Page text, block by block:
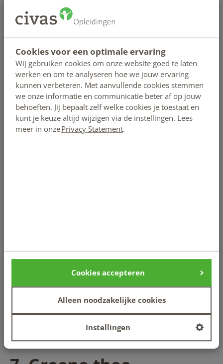
Cookies voor een optimale ervaring
Wij gebruiken cookies om onze website goed te laten
werken en om te analyseren hoe we jouw ervaring
kunnen verbeteren. Met aanvullende cookies stemmen
we onze informatie en communicatie beter af op jouw
behoeften. Jij bepaalt zelf welke cookies je toestaat en
kunt je keuze altijd wijzigen via de instellingen. Lees
meer in onzePrivacy Statement.
Cookies accepteren
Alleen noodzakelijke cookies
Instellingen
omega 3-vetzuren in deze vette vissoorten. Ook als je je
immuunsysteem wilt versterken zijn vette vissoorten een
4. Uien en knoflook
Vooral bij rauw gebruik hebben knoflook en uien dankzij
hun specifieke stoffen een ontstekingsremmende werking.
Regelmatig uien eten verlaagt bovendien zowel het
vetgehalte in het bloed als de bloeddruk.
Bessen behoren ook zeker tot de categorie
ontstekingsremmende voeding. Vooral blauwe bessen, vol
vitamine C, dragen bij aan een goede gezondheid. Let op:
vers fruit kun je beter niet combineren met zuivel, omdat
fruit veel lichter verteerbaar is. Dus voeg je bessen niet toe
aan een bakje yoghurt. Eet liever een handje bessen als
gezond tussendoortje.